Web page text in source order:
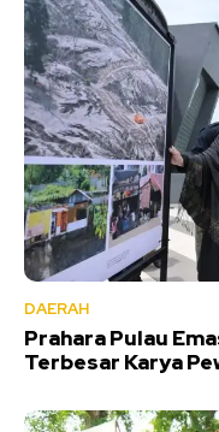
DAERAH
Prahara Pulau
Terbesar Karya